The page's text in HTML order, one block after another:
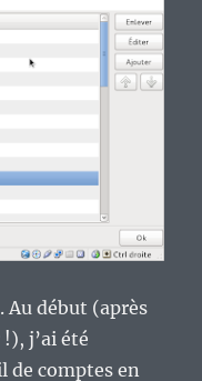
Au début (après
j’ai été
de comptes en